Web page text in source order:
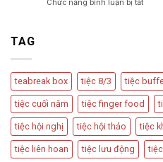
Ngọt
Trà
Kế
Bàn
Tiệc
Hấp
Dẫn
Chức năng bình luận bị tắt
Dùng
Trong
Các
Sự
Kiện
Quan
Trọng
TAG
teabreak box tiệc 8/3 tiệc
tiệc cuối năm tiệc finger food
tiệc hội nghị tiệc hội thảo tiệc
tiệc liên hoan tiệc lưu động